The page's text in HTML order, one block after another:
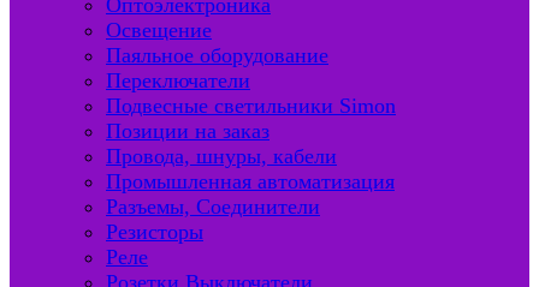
Оптоэлектроника
Освещение
Паяльное оборудование
Переключатели
Подвесные светильники Simon
Позиции на заказ
Провода, шнуры, кабели
Промышленная автоматизация
Разъемы, Соединители
Резисторы
Реле
Розетки Выключатели